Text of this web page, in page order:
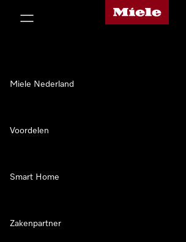
Homepage van Miele
Miele Nederland
Voordelen
Smart Home
Zakenpartner